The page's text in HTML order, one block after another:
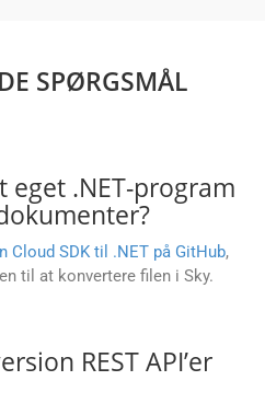
SPØRGSMÅL
eget .NET-program
Cloud SDK til .NET på GitHub,
til at konvertere filen i Sky.
REST API’er